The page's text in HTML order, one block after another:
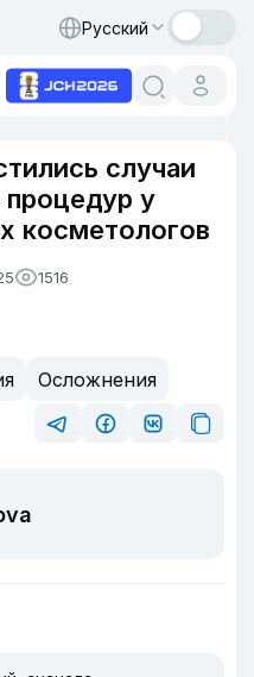
Русский
случаи
у
косметологов
1516
Осложнения